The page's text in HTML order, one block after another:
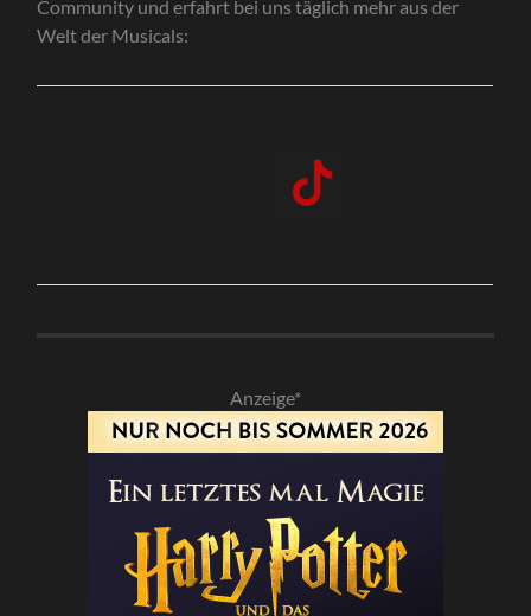
Community und erfahrt bei uns täglich mehr aus der
Welt der Musicals:
Anzeige*